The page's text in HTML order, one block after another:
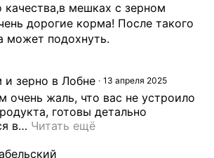
качества,в мешках с зерном
дорогие корма! После такого
может подохнуть.
зерно в Лобне 13 апреля 2025
очень жаль, что вас не устроило
готовы детально
в… Читать ещё